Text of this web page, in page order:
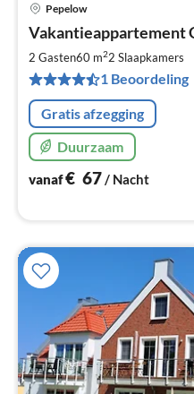
Pepelow
Vakantieappartement
2 Gasten60 m22 Slaapkamers
1 Beoordeling
Gratis afzegging
Duurzaam
vanaf€ 67/ Nacht